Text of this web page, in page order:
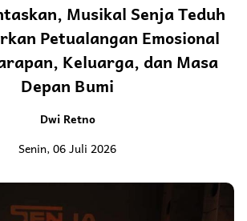
Musikal Senja Teduh
Petualangan Emosional
Keluarga, dan Masa
Depan Bumi
Dwi Retno
Senin, 06 Juli 2026